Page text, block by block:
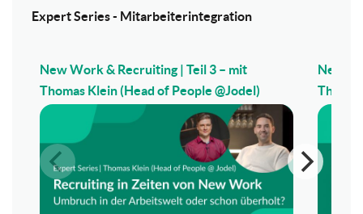
Expert Series - Mitarbeiterintegration
New Work & Recruiting | Teil 3 – mit
Thomas Klein (Head of People @Jodel)
New